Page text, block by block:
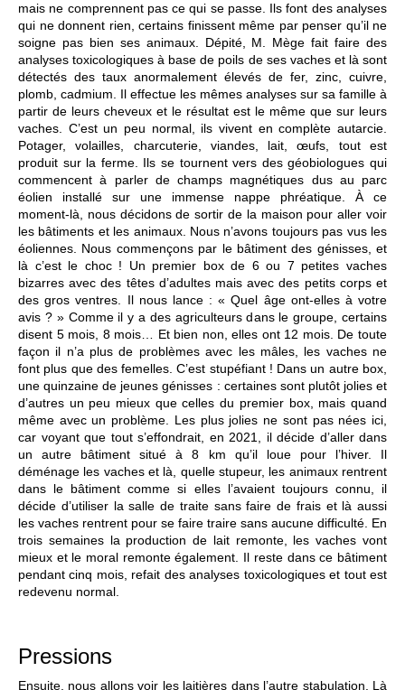
mais ne comprennent pas ce qui se passe. Ils font des analyses
qui ne donnent rien, certains finissent même par penser qu’il ne
soigne pas bien ses animaux. Dépité, M. Mège fait faire des
analyses toxicologiques à base de poils de ses vaches et là sont
détectés des taux anormalement élevés de fer, zinc, cuivre,
plomb, cadmium. Il effectue les mêmes analyses sur sa famille à
partir de leurs cheveux et le résultat est le même que sur leurs
vaches. C’est un peu normal, ils vivent en complète autarcie.
Potager, volailles, charcuterie, viandes, lait, œufs, tout est
produit sur la ferme. Ils se tournent vers des géobiologues qui
commencent à parler de champs magnétiques dus au parc
éolien installé sur une immense nappe phréatique. À ce
moment-là, nous décidons de sortir de la maison pour aller voir
les bâtiments et les animaux. Nous n’avons toujours pas vus les
éoliennes. Nous commençons par le bâtiment des génisses, et
là c’est le choc ! Un premier box de 6 ou 7 petites vaches
bizarres avec des têtes d’adultes mais avec des petits corps et
des gros ventres. Il nous lance : « Quel âge ont-elles à votre
avis ? » Comme il y a des agriculteurs dans le groupe, certains
disent 5 mois, 8 mois… Et bien non, elles ont 12 mois. De toute
façon il n’a plus de problèmes avec les mâles, les vaches ne
font plus que des femelles. C’est stupéfiant ! Dans un autre box,
une quinzaine de jeunes génisses : certaines sont plutôt jolies et
d’autres un peu mieux que celles du premier box, mais quand
même avec un problème. Les plus jolies ne sont pas nées ici,
car voyant que tout s’effondrait, en 2021, il décide d’aller dans
un autre bâtiment situé à 8 km qu’il loue pour l’hiver. Il
déménage les vaches et là, quelle stupeur, les animaux rentrent
dans le bâtiment comme si elles l’avaient toujours connu, il
décide d’utiliser la salle de traite sans faire de frais et là aussi
les vaches rentrent pour se faire traire sans aucune difficulté. En
trois semaines la production de lait remonte, les vaches vont
mieux et le moral remonte également. Il reste dans ce bâtiment
pendant cinq mois, refait des analyses toxicologiques et tout est
redevenu normal.
Pressions
Ensuite, nous allons voir les laitières dans l’autre stabulation. Là